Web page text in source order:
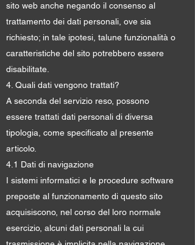
sito web anche negando il consenso al
trattamento dei dati personali, ove sia
richiesto; in tale ipotesi, talune funzionalità o
caratteristiche del sito potrebbero essere
disabilitate.
4. Quali dati vengono trattati?
A seconda del servizio reso, possono
essere trattati dati personali di diversa
tipologia, come specificato al presente
articolo.
4.1 Dati di navigazione
I sistemi informatici e le procedure software
preposte al funzionamento di questo sito
acquisiscono, nel corso del loro normale
esercizio, alcuni dati personali la cui